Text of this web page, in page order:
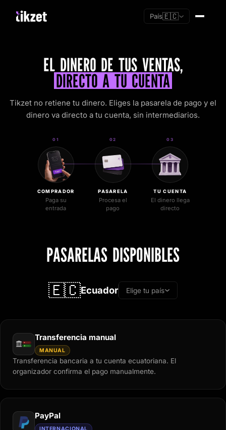
País🇪🇨
Soy nuevo
EL DINERO DE TUS VENTAS,
DIRECTO A TU CUENTA
Tikzet no retiene tu dinero. Eliges la pasarela de pago y el
dinero va directo a tu cuenta, sin intermediarios.
01
COMPRADOR
Paga su
entrada
02
PASARELA
Procesa el
pago
03
TU CUENTA
El dinero llega
directo
PASARELAS DISPONIBLES
🇪🇨Ecuador Elige tu país
Transferencia manual
MANUAL
Transferencia bancaria a tu cuenta ecuatoriana. El
organizador confirma el pago manualmente.
PayPal